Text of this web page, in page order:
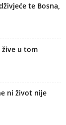
te Bosna,
žive u tom
ni život nije